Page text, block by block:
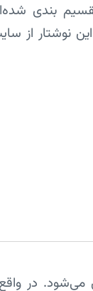
بندی مختلفی دارد. مجازات‌های تعزیری
در واقع